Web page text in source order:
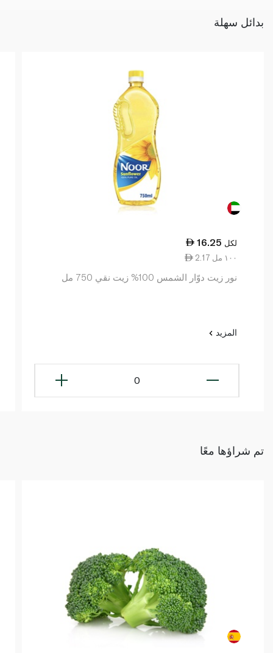
بدائل سهلة
16.25 لكل
2.17 ١٠٠ مل
نور زيت دوّار الشمس 100% زيت نقي 750 مل
المزيد
0
تم شراؤها معًا